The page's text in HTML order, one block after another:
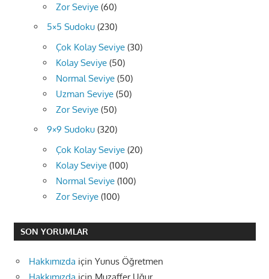
Zor Seviye (60)
5×5 Sudoku (230)
Çok Kolay Seviye (30)
Kolay Seviye (50)
Normal Seviye (50)
Uzman Seviye (50)
Zor Seviye (50)
9×9 Sudoku (320)
Çok Kolay Seviye (20)
Kolay Seviye (100)
Normal Seviye (100)
Zor Seviye (100)
SON YORUMLAR
Hakkımızda için Yunus Öğretmen